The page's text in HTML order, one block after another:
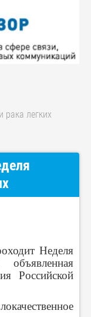
рака легких
Неделя
Российской